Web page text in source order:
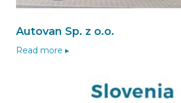
Autovan Sp. z o.o.
Read more ▸